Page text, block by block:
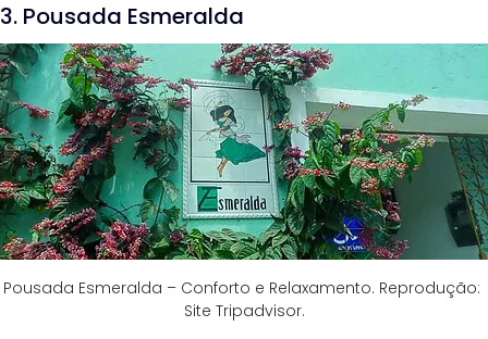
3. Pousada Esmeralda
Pousada Esmeralda – Conforto e Relaxamento. Reprodução:
Site Tripadvisor.